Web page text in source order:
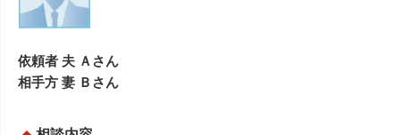
依頼者 夫 Ａさん
相手方 妻 Ｂさん